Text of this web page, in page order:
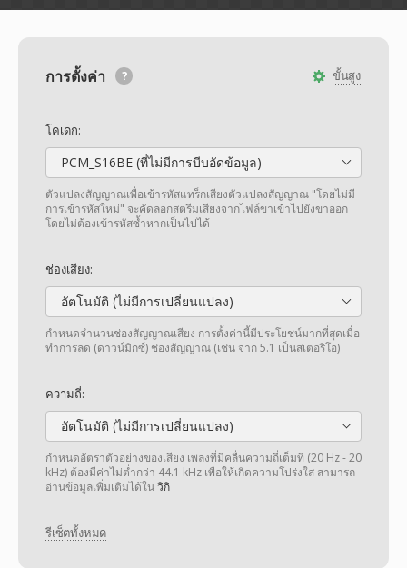
ขั้นสูง
การตั้งค่า
โคเดก:
PCM_S16BE (ที่ไม่มีการบีบอัดข้อมูล)
ตัวแปลงสัญญาณเพื่อเข้ารหัสแทร็กเสียงตัวแปลงสัญญาณ "โดยไม่มี
การเข้ารหัสใหม่" จะคัดลอกสตรีมเสียงจากไฟล์ขาเข้าไปยังขาออก
โดยไม่ต้องเข้ารหัสซ้ำหากเป็นไปได้
ช่องเสียง:
อัตโนมัติ (ไม่มีการเปลี่ยนแปลง)
กำหนดจำนวนช่องสัญญาณเสียง การตั้งค่านี้มีประโยชน์มากที่สุดเมื่อ
ทำการลด (ดาวน์มิกซ์) ช่องสัญญาณ (เช่น จาก 5.1 เป็นสเตอริโอ)
ความถี่:
อัตโนมัติ (ไม่มีการเปลี่ยนแปลง)
กำหนดอัตราตัวอย่างของเสียง เพลงที่มีคลื่นความถี่เต็มที่ (20 Hz - 20
kHz) ต้องมีค่าไม่ต่ำกว่า 44.1 kHz เพื่อให้เกิดความโปร่งใส สามารถ
อ่านข้อมูลเพิ่มเติมได้ในวิกิ
รีเซ็ตทั้งหมด